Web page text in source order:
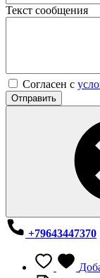
Текст сообщения
Согласен с
Отправить
+79643447370